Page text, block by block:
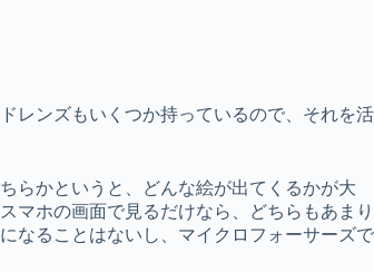
レンズもいくつか持っているので、それを活
らかというと、どんな絵が出てくるかが大
マホの画面で見るだけなら、どちらもあまり
なることはないし、マイクロフォーサーズで